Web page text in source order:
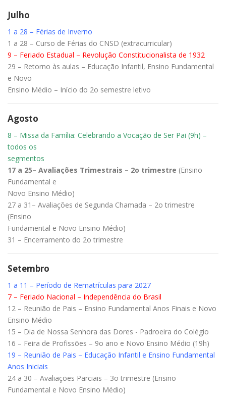
Julho
1 a 28 – Férias de Inverno
1 a 28 – Curso de Férias do CNSD (extracurricular)
9 – Feriado Estadual – Revolução Constitucionalista de 1932
29 – Retorno às aulas – Educação Infantil, Ensino Fundamental
e Novo
Ensino Médio – Início do 2o semestre letivo
Agosto
8 – Missa da Família: Celebrando a Vocação de Ser Pai (9h) –
todos os
segmentos
17 a 25– Avaliações Trimestrais – 2o trimestre (Ensino
Fundamental e
Novo Ensino Médio)
27 a 31– Avaliações de Segunda Chamada – 2o trimestre
(Ensino
Fundamental e Novo Ensino Médio)
31 – Encerramento do 2o trimestre
Setembro
1 a 11 – Período de Rematrículas para 2027
7 – Feriado Nacional – Independência do Brasil
12 – Reunião de Pais – Ensino Fundamental Anos Finais e Novo
Ensino Médio
15 – Dia de Nossa Senhora das Dores - Padroeira do Colégio
16 – Feira de Profissões – 9o ano e Novo Ensino Médio (19h)
19 – Reunião de Pais – Educação Infantil e Ensino Fundamental
Anos Iniciais
24 a 30 – Avaliações Parciais – 3o trimestre (Ensino
Fundamental e Novo Ensino Médio)